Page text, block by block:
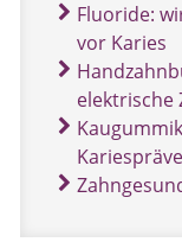
Fluoride:
vor Karies
elektrische